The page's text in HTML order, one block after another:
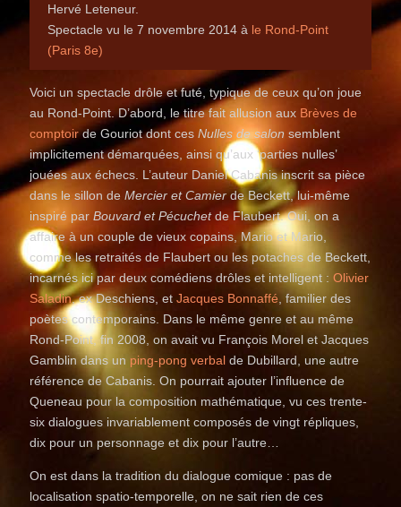
Hervé Leteneur.
Spectacle vu le 7 novembre 2014 à le Rond-Point
(Paris 8e)
Voici un spectacle drôle et futé, typique de ceux qu’on joue
au Rond-Point. D’abord, le titre fait allusion aux Brèves de
comptoirde Gouriot dont cesNulles de salon semblent
implicitement démarquées, ainsi qu’aux ‘parties nulles’
jouées aux échecs. L’auteur Daniel Cabanis inscrit sa pièce
dans le sillon deMercier et Camier de Beckett, lui-même
inspiré parBouvard et Pécuchetde Flaubert. Oui, on a
affaire à un couple de vieux copains, Mario et Mario,
comme les retraités de Flaubert ou les potaches de Beckett,
incarnés ici par deux comédiens drôles et intelligent :Olivier
Saladin, ex Deschiens, etJacques Bonnaffé , familier des
poètes contemporains. Dans le même genre et au même
Rond-Point, fin 2008, on avait vu François Morel et Jacques
Gamblin dans un ping-pong verbal de Dubillard, une autre
référence de Cabanis. On pourrait ajouter l’influence de
Queneau pour la composition mathématique, vu ces trente-
six dialogues invariablement composés de vingt répliques,
dix pour un personnage et dix pour l’autre…
On est dans la tradition du dialogue comique : pas de
localisation spatio-temporelle, on ne sait rien de ces